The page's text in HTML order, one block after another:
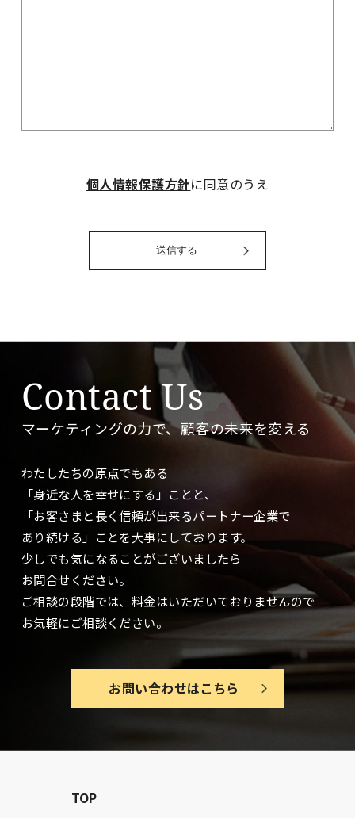
個人情報保護方針に同意のうえ
Contact Us
マーケティングの力で、顧客の未来を変える
わたしたちの原点でもある
「身近な人を幸せにする」ことと、
「お客さまと長く信頼が出来るパートナー企業で
あり続ける」ことを大事にしております。
少しでも気になることがございましたら
お問合せください。
ご相談の段階では、料金はいただいておりませんので
お気軽にご相談ください。
お問い合わせはこちら
TOP